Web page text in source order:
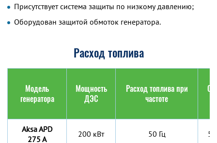
Присутствует система защиты по низкому давлению;
Оборудован защитой обмоток генератора.
Расход топлива
Модель
генератора
Мощность
ДЭС
Расход топлива при
частоте
Aksa APD
275 A
200 кВт 50 Гц